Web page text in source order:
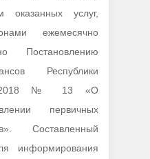
оказанных услуг,
ежемесячно
Постановлению
Республики
№ 13 «О
первичных
Составленный
информирования